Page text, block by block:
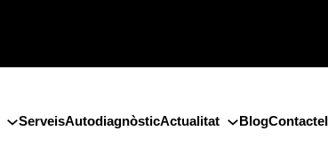
ServeisAutodiagnòsticActualitat BlogContacte